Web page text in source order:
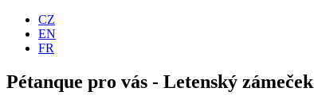
CZ
EN
FR
Pétanque pro vás - Letenský zámeček